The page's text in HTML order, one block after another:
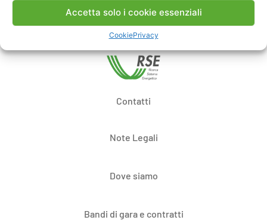
Accetta solo i cookie essenziali
CookiePrivacy
Contatti
Note Legali
Dove siamo
Bandi di gara e contratti